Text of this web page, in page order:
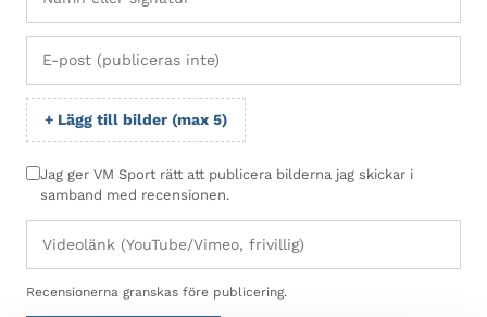
+ Lägg till bilder (max 5)
Jag ger VM Sport rätt att publicera bilderna jag skickar i
samband med recensionen.
Recensionerna granskas före publicering.